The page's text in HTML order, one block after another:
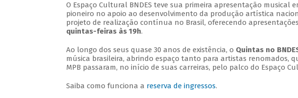
O Espaço Cultural BNDES teve sua primeira apresentação musical
pioneiro no apoio ao desenvolvimento da produção artística
projeto de realização contínua no Brasil, oferecendo
quintas-feiras às 19h.
Ao longo dos seus quase 30 anos de existência, o Quintas no
música brasileira, abrindo espaço tanto para artistas renomados,
MPB passaram, no início de suas carreiras, pelo palco do Espaço
Saiba como funciona a reserva de ingressos.